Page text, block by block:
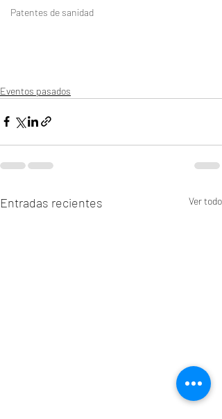
Patentes de sanidad
Eventos pasados
Entradas recientes Ver todo